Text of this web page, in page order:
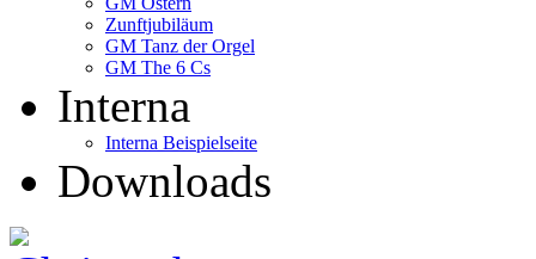
Zunftjubiläum
GM Tanz der Orgel
GM The 6 Cs
Interna
Interna Beispielseite
Downloads